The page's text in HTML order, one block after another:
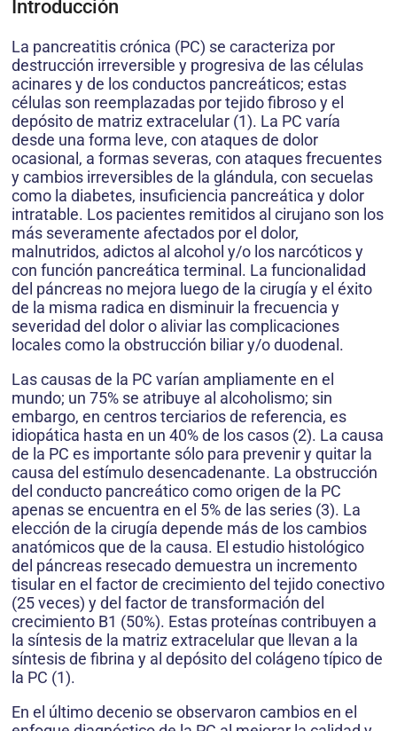
Introducción
La pancreatitis crónica (PC) se caracteriza por
destrucción irreversible y progresiva de las células
acinares y de los conductos pancreáticos; estas
células son reemplazadas por tejido fibroso y el
depósito de matriz extracelular (1). La PC varía
desde una forma leve, con ataques de dolor
ocasional, a formas severas, con ataques frecuentes
y cambios irreversibles de la glándula, con secuelas
como la diabetes, insuficiencia pancreática y dolor
intratable. Los pacientes remitidos al cirujano son los
más severamente afectados por el dolor,
malnutridos, adictos al alcohol y/o los narcóticos y
con función pancreática terminal. La funcionalidad
del páncreas no mejora luego de la cirugía y el éxito
de la misma radica en disminuir la frecuencia y
severidad del dolor o aliviar las complicaciones
locales como la obstrucción biliar y/o duodenal.
Las causas de la PC varían ampliamente en el
mundo; un 75% se atribuye al alcoholismo; sin
embargo, en centros terciarios de referencia, es
idiopática hasta en un 40% de los casos (2). La causa
de la PC es importante sólo para prevenir y quitar la
causa del estímulo desencadenante. La obstrucción
del conducto pancreático como origen de la PC
apenas se encuentra en el 5% de las series (3). La
elección de la cirugía depende más de los cambios
anatómicos que de la causa. El estudio histológico
del páncreas resecado demuestra un incremento
tisular en el factor de crecimiento del tejido conectivo
(25 veces) y del factor de transformación del
crecimiento B1 (50%). Estas proteínas contribuyen a
la síntesis de la matriz extracelular que llevan a la
síntesis de fibrina y al depósito del colágeno típico de
la PC (1).
En el último decenio se observaron cambios en el